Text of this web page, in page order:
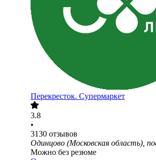
Перекресток. Супермаркет
3.8
•
3130 отзывов
Одинцово (Московская область),
Можно без резюме